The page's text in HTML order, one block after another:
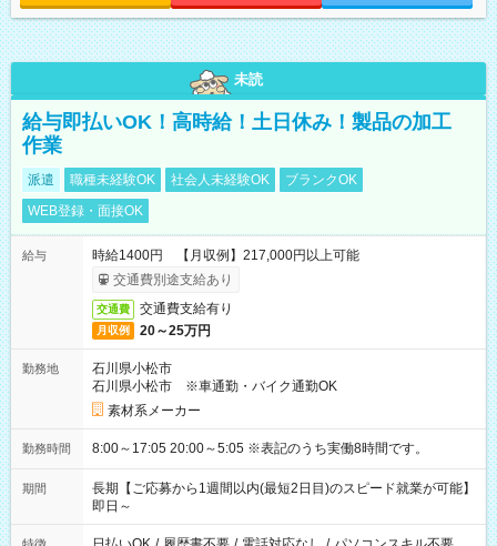
未読
給与即払いOK！高時給！土日休み！製品の加工
作業
派遣 職種未経験OK 社会人未経験OK
ブランクOK
WEB登録・面接OK
給与
時給1400円 【月収例】217,000円以上可能
交通費別途支給あり
交通費 交通費支給有り
月収例 20～25万円
勤務地
石川県小松市
石川県小松市 ※車通勤・バイク通勤OK
素材系メーカー
勤務時間 8:00～17:05 20:00～5:05 ※表記のうち実働8時間です。
期間
長期【ご応募から1週間以内(最短2日目)のスピード就業が可能】
即日～